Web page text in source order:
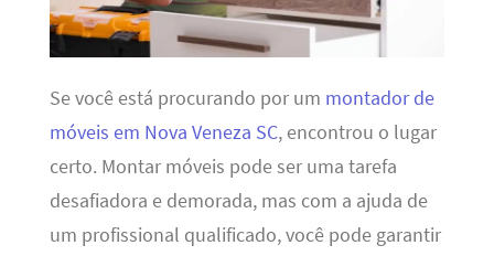
Se você está procurando por um montador de
móveis em Nova Veneza SC, encontrou o lugar
certo. Montar móveis pode ser uma tarefa
desafiadora e demorada, mas com a ajuda de
um profissional qualificado, você pode garantir